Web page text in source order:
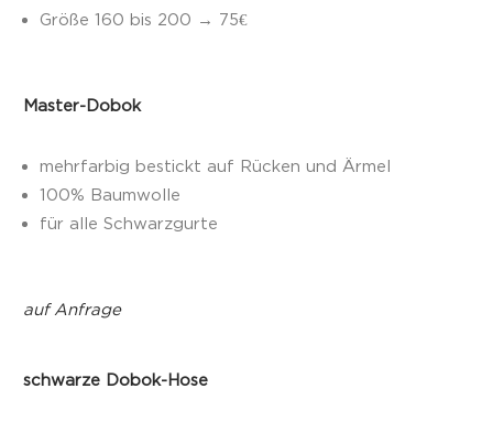
Größe 160 bis 200 → 75€
Master-Dobok
mehrfarbig bestickt auf Rücken und Ärmel
100% Baumwolle
für alle Schwarzgurte
auf Anfrage
schwarze Dobok-Hose